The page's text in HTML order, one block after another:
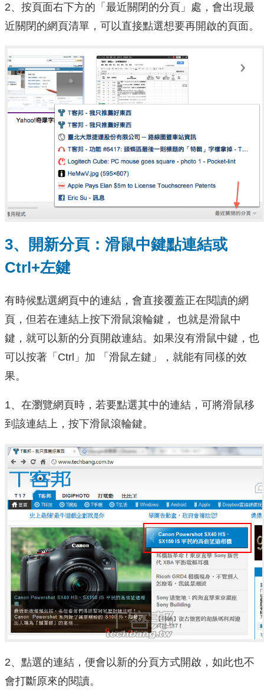
2、按頁面右下方的「最近關閉的分頁」處，會出現最
近關閉的網頁清單，可以直接點選想要再開啟的頁面。
3、開新分頁：滑鼠中鍵點連結或
Ctrl+左鍵
有時候點選網頁中的連結，會直接覆蓋正在閱讀的網
頁，但若在連結上按下滑鼠滾輪鍵， 也就是滑鼠中
鍵，就可以新的分頁開啟連結。如果沒有滑鼠中鍵，也
可以按著「Ctrl」加 「滑鼠左鍵」，就能有同樣的效
果。
1、在瀏覽網頁時，若要點選其中的連結，可將滑鼠移
到該連結上，按下滑鼠滾輪鍵。
2、點選的連結，便會以新的分頁方式開啟，如此也不
會打斷原來的閱讀。